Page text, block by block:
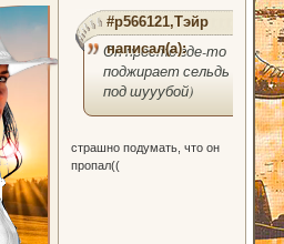
#p566121,Тэйр
написал(а):
Он просто где-то
поджирает сельдь
под шууубой)
страшно подумать, что он
пропал((